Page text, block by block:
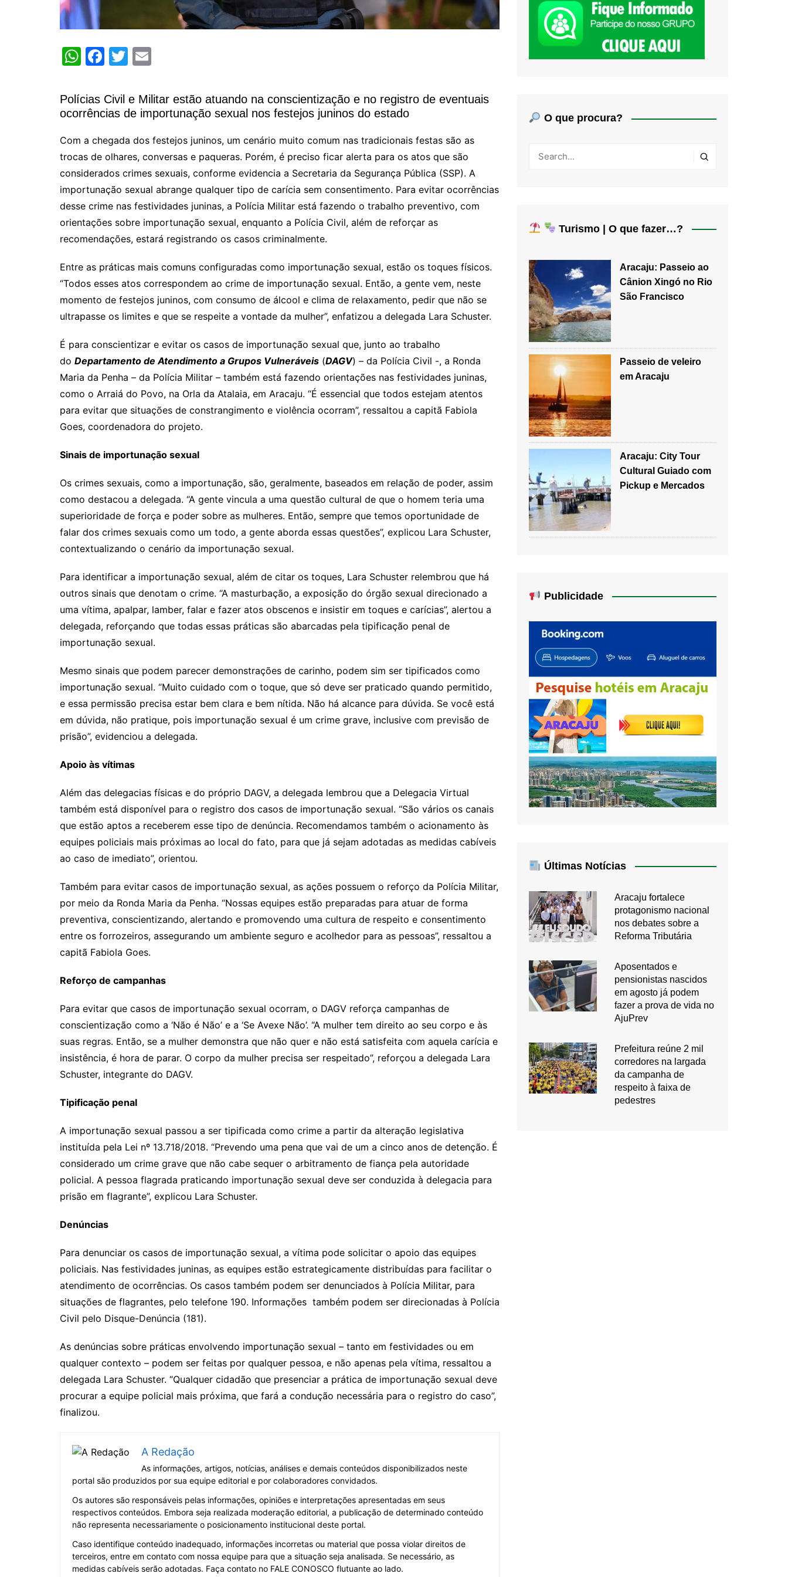
W
at
s
p
p
F
c
e
o
o
k
T
itt
er
ai
l
Polícias Civil e Militar estão atuando na conscientização e no registro de eventuais
ocorrências de importunação sexual nos festejos juninos do estado
Com a chegada dos festejos juninos, um cenário muito comum nas tradicionais festas são as
trocas de olhares, conversas e paqueras. Porém, é preciso ficar alerta para os atos que são
considerados crimes sexuais, conforme evidencia a Secretaria da Segurança Pública (SSP). A
importunação sexual abrange qualquer tipo de carícia sem consentimento. Para evitar ocorrências
desse crime nas festividades juninas, a Polícia Militar está fazendo o trabalho preventivo, com
orientações sobre importunação sexual, enquanto a Polícia Civil, além de reforçar as
recomendações, estará registrando os casos criminalmente.
Entre as práticas mais comuns configuradas como importunação sexual, estão os toques físicos.
“Todos esses atos correspondem ao crime de importunação sexual. Então, a gente vem, neste
momento de festejos juninos, com consumo de álcool e clima de relaxamento, pedir que não se
ultrapasse os limites e que se respeite a vontade da mulher”, enfatizou a delegada Lara Schuster.
É para conscientizar e evitar os casos de importunação sexual que, junto ao trabalho
do Departamento de Atendimento a Grupos Vulneráveis (DAGV) – da Polícia Civil -, a Ronda
Maria da Penha – da Polícia Militar – também está fazendo orientações nas festividades juninas,
como o Arraiá do Povo, na Orla da Atalaia, em Aracaju. “É essencial que todos estejam atentos
para evitar que situações de constrangimento e violência ocorram”, ressaltou a capitã Fabiola
Goes, coordenadora do projeto.
Sinais de importunação sexual
Os crimes sexuais, como a importunação, são, geralmente, baseados em relação de poder, assim
como destacou a delegada. “A gente vincula a uma questão cultural de que o homem teria uma
superioridade de força e poder sobre as mulheres. Então, sempre que temos oportunidade de
falar dos crimes sexuais como um todo, a gente aborda essas questões”, explicou Lara Schuster,
contextualizando o cenário da importunação sexual.
Para identificar a importunação sexual, além de citar os toques, Lara Schuster relembrou que há
outros sinais que denotam o crime. “A masturbação, a exposição do órgão sexual direcionado a
uma vítima, apalpar, lamber, falar e fazer atos obscenos e insistir em toques e carícias”, alertou a
delegada, reforçando que todas essas práticas são abarcadas pela tipificação penal de
importunação sexual.
Mesmo sinais que podem parecer demonstrações de carinho, podem sim ser tipificados como
importunação sexual. “Muito cuidado com o toque, que só deve ser praticado quando permitido,
e essa permissão precisa estar bem clara e bem nítida. Não há alcance para dúvida. Se você está
em dúvida, não pratique, pois importunação sexual é um crime grave, inclusive com previsão de
prisão”, evidenciou a delegada.
Apoio às vítimas
Além das delegacias físicas e do próprio DAGV, a delegada lembrou que a Delegacia Virtual
também está disponível para o registro dos casos de importunação sexual. “São vários os canais
que estão aptos a receberem esse tipo de denúncia. Recomendamos também o acionamento às
equipes policiais mais próximas ao local do fato, para que já sejam adotadas as medidas cabíveis
ao caso de imediato”, orientou.
Também para evitar casos de importunação sexual, as ações possuem o reforço da Polícia Militar,
por meio da Ronda Maria da Penha. “Nossas equipes estão preparadas para atuar de forma
preventiva, conscientizando, alertando e promovendo uma cultura de respeito e consentimento
entre os forrozeiros, assegurando um ambiente seguro e acolhedor para as pessoas”, ressaltou a
capitã Fabiola Goes.
Reforço de campanhas
Para evitar que casos de importunação sexual ocorram, o DAGV reforça campanhas de
conscientização como a ‘Não é Não’ e a ‘Se Avexe Não’. “A mulher tem direito ao seu corpo e às
suas regras. Então, se a mulher demonstra que não quer e não está satisfeita com aquela carícia e
insistência, é hora de parar. O corpo da mulher precisa ser respeitado”, reforçou a delegada Lara
Schuster, integrante do DAGV.
Tipificação penal
A importunação sexual passou a ser tipificada como crime a partir da alteração legislativa
instituída pela Lei nº 13.718/2018. “Prevendo uma pena que vai de um a cinco anos de detenção. É
considerado um crime grave que não cabe sequer o arbitramento de fiança pela autoridade
policial. A pessoa flagrada praticando importunação sexual deve ser conduzida à delegacia para
prisão em flagrante”, explicou Lara Schuster.
Denúncias
Para denunciar os casos de importunação sexual, a vítima pode solicitar o apoio das equipes
policiais. Nas festividades juninas, as equipes estão estrategicamente distribuídas para facilitar o
atendimento de ocorrências. Os casos também podem ser denunciados à Polícia Militar, para
situações de flagrantes, pelo telefone 190. Informações também podem ser direcionadas à Polícia
Civil pelo Disque-Denúncia (181).
As denúncias sobre práticas envolvendo importunação sexual – tanto em festividades ou em
qualquer contexto – podem ser feitas por qualquer pessoa, e não apenas pela vítima, ressaltou a
delegada Lara Schuster. “Qualquer cidadão que presenciar a prática de importunação sexual deve
procurar a equipe policial mais próxima, que fará a condução necessária para o registro do caso”,
finalizou.
A Redação
As informações, artigos, notícias, análises e demais conteúdos disponibilizados neste
portal são produzidos por sua equipe editorial e por colaboradores convidados.
Os autores são responsáveis pelas informações, opiniões e interpretações apresentadas em seus
respectivos conteúdos. Embora seja realizada moderação editorial, a publicação de determinado conteúdo
não representa necessariamente o posicionamento institucional deste portal.
Caso identifique conteúdo inadequado, informações incorretas ou material que possa violar direitos de
terceiros, entre em contato com nossa equipe para que a situação seja analisada. Se necessário, as
medidas cabíveis serão adotadas. Faça contato no FALE CONOSCO flutuante ao lado.
O que procura?
Turismo | O que fazer…?
Aracaju: Passeio ao
Cânion Xingó no Rio
São Francisco
Passeio de veleiro
em Aracaju
Aracaju: City Tour
Cultural Guiado com
Pickup e Mercados
Publicidade
Últimas Notícias
Aracaju fortalece
protagonismo nacional
nos debates sobre a
Reforma Tributária
Aposentados e
pensionistas nascidos
em agosto já podem
fazer a prova de vida no
AjuPrev
Prefeitura reúne 2 mil
corredores na largada
da campanha de
respeito à faixa de
pedestres